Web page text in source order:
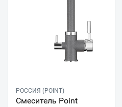
РОССИЯ (POINT)
Смеситель Point